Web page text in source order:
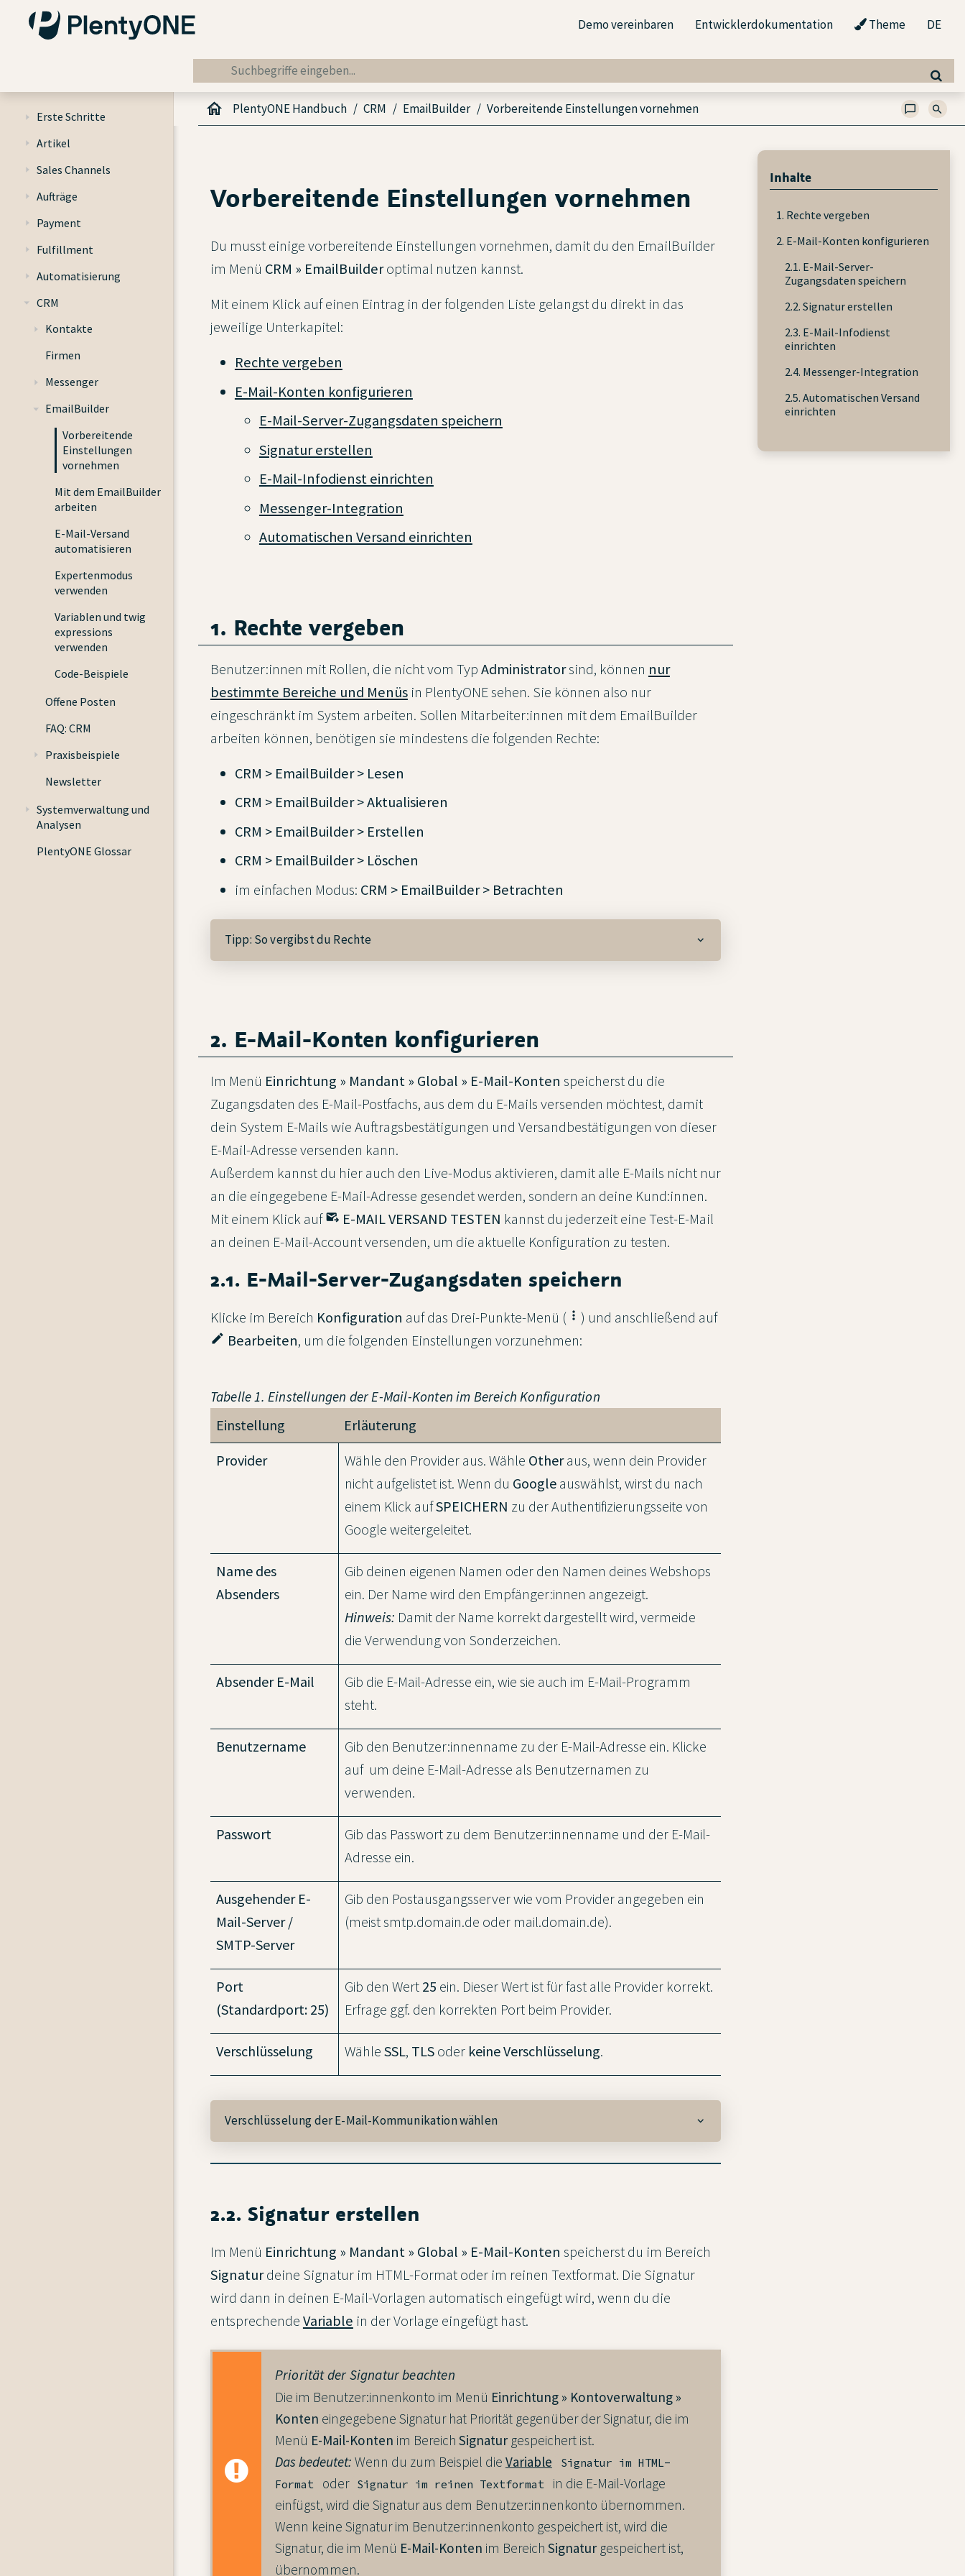
Demo vereinbaren Entwicklerdokumentation Theme DE
Erste Schritte
Artikel
Sales Channels
Aufträge
Payment
Fulfillment
Automatisierung
CRM
Kontakte
Firmen
Messenger
EmailBuilder
Vorbereitende
Einstellungen
vornehmen
Mit dem EmailBuilder
arbeiten
E-Mail-Versand
automatisieren
Expertenmodus
verwenden
Variablen und twig
expressions
verwenden
Code-Beispiele
Offene Posten
FAQ: CRM
Praxisbeispiele
Newsletter
Systemverwaltung und
Analysen
PlentyONE Glossar
PlentyONE Handbuch CRM EmailBuilder Vorbereitende Einstellungen vornehmen
Vorbereitende Einstellungen vornehmen
Du musst einige vorbereitende Einstellungen vornehmen, damit du den EmailBuilder
im Menü CRM » EmailBuilderoptimal nutzen kannst.
Mit einem Klick auf einen Eintrag in der folgenden Liste gelangst du direkt in das
jeweilige Unterkapitel:
Rechte vergeben
E-Mail-Konten konfigurieren
E-Mail-Server-Zugangsdaten speichern
Signatur erstellen
E-Mail-Infodienst einrichten
Messenger-Integration
Automatischen Versand einrichten
1. Rechte vergeben
Benutzer:innen mit Rollen, die nicht vom TypAdministratorsind, können nur
bestimmte Bereiche und Menüsin PlentyONE sehen. Sie können also nur
eingeschränkt im System arbeiten. Sollen Mitarbeiter:innen mit dem EmailBuilder
arbeiten können, benötigen sie mindestens die folgenden Rechte:
CRM > EmailBuilder > Lesen
CRM > EmailBuilder > Aktualisieren
CRM > EmailBuilder > Erstellen
CRM > EmailBuilder > Löschen
im einfachen Modus: CRM > EmailBuilder > Betrachten
Tipp: So vergibst du Rechte
2. E-Mail-Konten konfigurieren
Im Menü Einrichtung » Mandant » Global » E-Mail-Konten speicherst du die
Zugangsdaten des E-Mail-Postfachs, aus dem du E-Mails versenden möchtest, damit
dein System E-Mails wie Auftragsbestätigungen und Versandbestätigungen von dieser
E-Mail-Adresse versenden kann.
Außerdem kannst du hier auch den Live-Modus aktivieren, damit alle E-Mails nicht nur
an die eingegebene E-Mail-Adresse gesendet werden, sondern an deine Kund:innen.
Mit einem Klick auf outgoing_mail E-MAIL VERSAND TESTEN kannst du jederzeit eine Test-E-Mail
an deinen E-Mail-Account versenden, um die aktuelle Konfiguration zu testen.
2.1. E-Mail-Server-Zugangsdaten speichern
Klicke im Bereich Konfiguration auf das Drei-Punkte-Menü (more_vert ) und anschließend auf
edit Bearbeiten, um die folgenden Einstellungen vorzunehmen:
Tabelle 1. Einstellungen derE-Mail-Konten im Bereich Konfiguration
Einstellung
Erläuterung
Provider
Wähle den Provider aus. Wähle Otheraus, wenn dein Provider
nicht aufgelistet ist. Wenn du Google auswählst, wirst du nach
einem Klick aufSPEICHERN zu der Authentifizierungsseite von
Google weitergeleitet.
Name des
Absenders
Gib deinen eigenen Namen oder den Namen deines Webshops
ein. Der Name wird den Empfänger:innen angezeigt.
Hinweis: Damit der Name korrekt dargestellt wird, vermeide
die Verwendung von Sonderzeichen.
Absender E-Mail
Gib die E-Mail-Adresse ein, wie sie auch im E-Mail-Programm
steht.
Benutzername
Gib den Benutzer:innenname zu der E-Mail-Adresse ein. Klicke
auf um deine E-Mail-Adresse als Benutzernamen zu
verwenden.
Passwort
Gib das Passwort zu dem Benutzer:innenname und der E-Mail-
Adresse ein.
Ausgehender E-
Mail-Server /
SMTP-Server
Gib den Postausgangsserver wie vom Provider angegeben ein
(meist smtp.domain.de oder mail.domain.de).
Port
(Standardport: 25)
Gib den Wert 25 ein. Dieser Wert ist für fast alle Provider korrekt.
Erfrage ggf. den korrekten Port beim Provider.
Verschlüsselung WähleSSL, TLS oder keine Verschlüsselung.
Verschlüsselung der E-Mail-Kommunikation wählen
2.2. Signatur erstellen
Im Menü Einrichtung » Mandant » Global » E-Mail-Konten speicherst du im Bereich
Signaturdeine Signatur im HTML-Format oder im reinen Textformat. Die Signatur
wird dann in deinen E-Mail-Vorlagen automatisch eingefügt wird, wenn du die
entsprechendeVariable in der Vorlage eingefügt hast.
Priorität der Signatur beachten
Die im Benutzer:innenkonto im Menü Einrichtung » Kontoverwaltung »
Konten eingegebene Signatur hat Priorität gegenüber der Signatur, die im
Menü E-Mail-Konten im Bereich Signaturgespeichert ist.
Das bedeutet: Wenn du zum Beispiel die Variable
Signatur im HTML-
Format
oder Signatur im reinen Textformat
in die E-Mail-Vorlage
einfügst, wird die Signatur aus dem Benutzer:innenkonto übernommen.
Wenn keine Signatur im Benutzer:innenkonto gespeichert ist, wird die
Signatur, die im Menü E-Mail-Konten im Bereich Signaturgespeichert ist,
übernommen.
Inhalte
1. Rechte vergeben
2. E-Mail-Konten konfigurieren
2.1. E-Mail-Server-
Zugangsdaten speichern
2.2. Signatur erstellen
2.3. E-Mail-Infodienst
einrichten
2.4. Messenger-Integration
2.5. Automatischen Versand
einrichten